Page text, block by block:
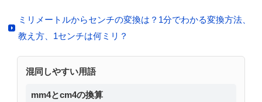
ミリメートルからセンチの変換は？1分でわかる変換方法、
教え方、1センチは何ミリ？
混同しやすい用語
mm4とcm4の換算